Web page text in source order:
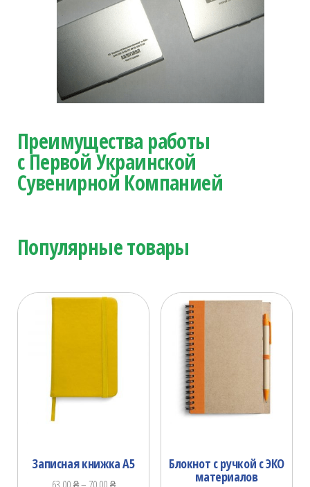
Преимущества работы
с Первой Украинской
Сувенирной Компанией
Популярные товары
Записная книжка А5 Блокнот с ручкой с ЭКО
материалов